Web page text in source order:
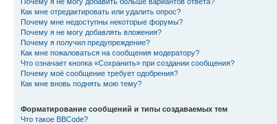
Как мне отредактировать или удалить опрос?
Почему мне недоступны некоторые форумы?
Почему я не могу добавлять вложения?
Почему я получил предупреждение?
Как мне пожаловаться на сообщения модератору?
Что означает кнопка «Сохранить» при создании сообщения?
Почему моё сообщение требует одобрения?
Как мне вновь поднять мою тему?
Форматирование сообщений и типы создаваемых тем
Что такое BBCode?